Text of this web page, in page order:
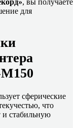
для
сферические
что
и стабильную